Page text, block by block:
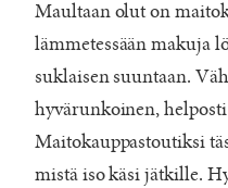
Maultaan olut on
lämmetessään makuja
suklaisen suuntaan.
hyvärunkoinen,
Maitokauppastoutiksi
mistä iso käsi jätkille.